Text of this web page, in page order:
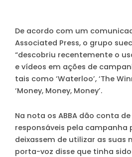
De acordo com um
Associated Press, o grupo
“descobriu recentemente o
e vídeos em ações de
tais como ‘Waterloo’, ‘The
‘Money, Money, Money’.
Na nota os ABBA dão conta
responsáveis pela campanha
deixassem de utilizar as suas
porta-voz disse que tinha